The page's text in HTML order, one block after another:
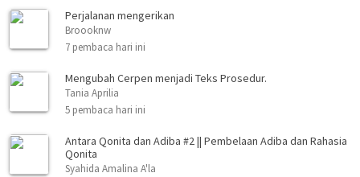
Perjalanan mengerikan
Broooknw
7 pembaca hari ini
Mengubah Cerpen menjadi Teks Prosedur.
Tania Aprilia
5 pembaca hari ini
Antara Qonita dan Adiba #2 || Pembelaan Adiba dan Rahasia
Qonita
Syahida Amalina A'la